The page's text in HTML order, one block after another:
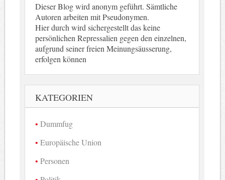
Dieser Blog wird anonym geführt. Sämtliche
Autoren arbeiten mit Pseudonymen.
Hier durch wird sichergestellt das keine
persönlichen Repressalien gegen den einzelnen,
aufgrund seiner freien Meinungsäusserung,
erfolgen können
KATEGORIEN
Dummfug
Europäische Union
Personen